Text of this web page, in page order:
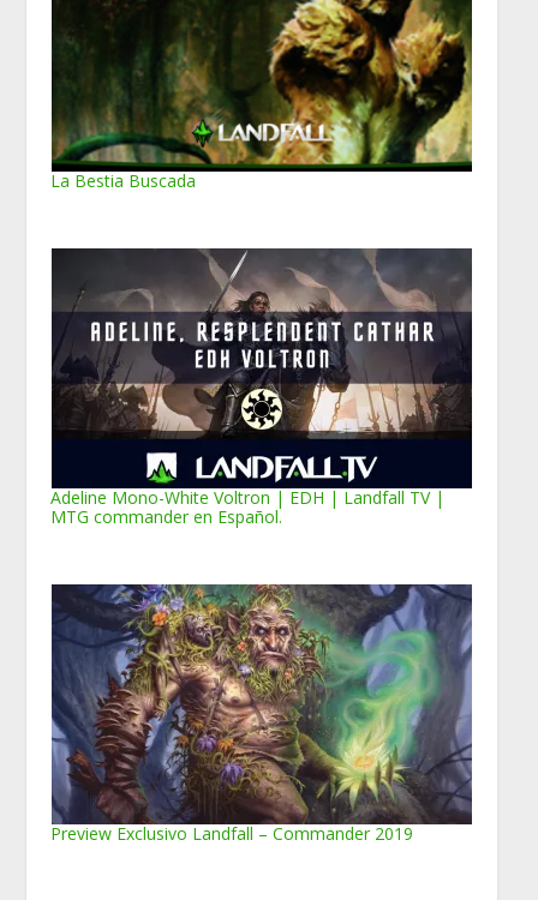
La Bestia Buscada
Adeline Mono-White Voltron | EDH | Landfall TV |
MTG commander en Español.
Preview Exclusivo Landfall – Commander 2019